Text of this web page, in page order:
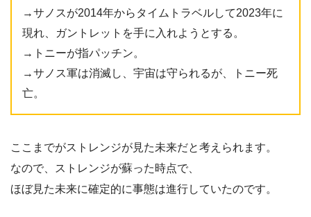
→サノスが2014年からタイムトラベルして2023年に
現れ、ガントレットを手に入れようとする。
→トニーが指パッチン。
→サノス軍は消滅し、宇宙は守られるが、トニー死
亡。
ここまでがストレンジが見た未来だと考えられます。
なので、ストレンジが蘇った時点で、
ほぼ見た未来に確定的に事態は進行していたのです。